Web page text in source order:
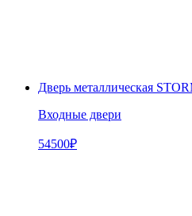
Дверь металлическая
Входные двери
54500₽